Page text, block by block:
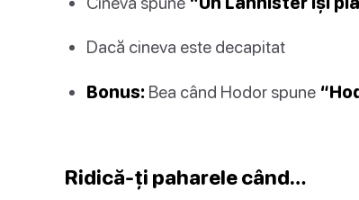
Dacă cineva este decapitat
Bonus: Bea când Hodor spune
Ridică-ți paharele când…